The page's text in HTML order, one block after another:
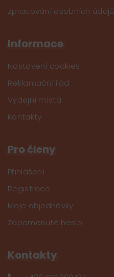
Zpracování osobních údajů
Informace
Nastavení cookies
Reklamační řád
Výdejní místa
Kontakty
Pro členy
Přihlášení
Registrace
Moje objednávky
Zapomenuté heslo
Kontakty